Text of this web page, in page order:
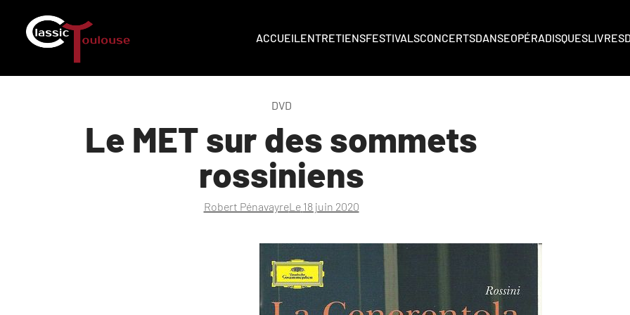
ACCUEILENTRETIENSFESTIVALSCONCERTSDANSEOPÉRADISQUESLIVRES
DVD
Le MET sur des sommets
rossiniens
Robert PénavayreLe 18 juin 2020